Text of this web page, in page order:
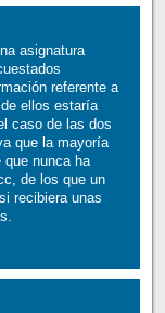
asignatura
referente a
ellos estaría
caso de las dos
que la mayoría
nunca ha
de los que un
recibiera unas